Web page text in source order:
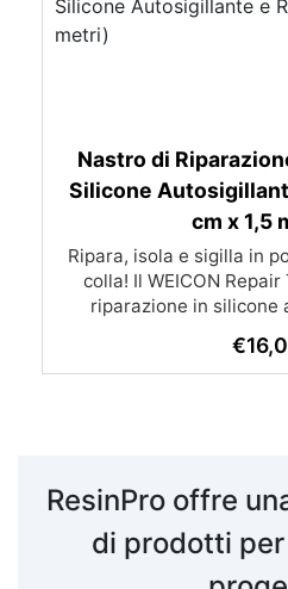
Nastro di
Silicone
cm x 1,5
Ripara, isola e sigilla in
colla! Il WEICON
riparazione in silicone
guarnizione
per riparazioni
stesso, senza bisogno
Impermeabile e isolante –
aria e corrente elettrica
da –60 °C a +260 °C ⚡
€
ResinPro offre
di prodotti